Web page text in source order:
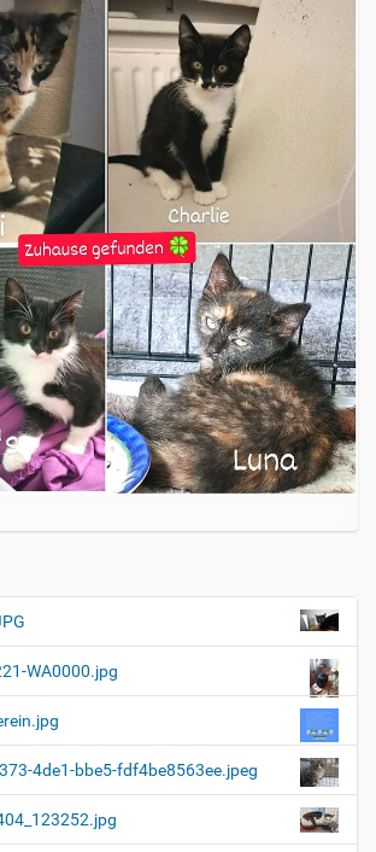
WA0000.jpg
4de1-bbe5-fdf4be8563ee.jpeg